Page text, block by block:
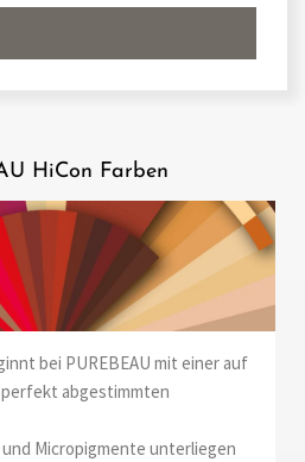
HiCon Farben
bei PUREBEAU mit einer auf
abgestimmten
und Micropigmente unterliegen